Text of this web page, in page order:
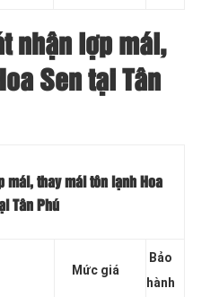
nhận lợp mái,
Sen tại Tân
mái, thay mái tôn lạnh Hoa
Tân Phú
Mức giá
Bảo
hành